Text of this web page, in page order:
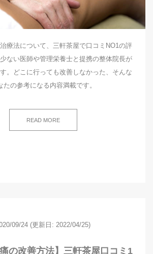
療法について、三軒茶屋で口コミNO1の評
ない医師や管理栄養士と提携の整体院長が
。どこに行っても改善しなかった、そんな
たの参考になる内容満載です。
READ MORE
09/24 (更新日: 2022/04/25)
痛の改善方法】三軒茶屋口コミ1